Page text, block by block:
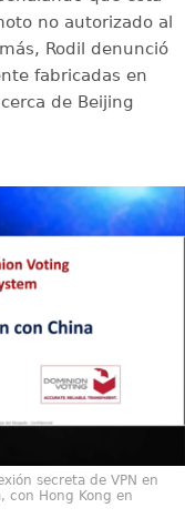
no autorizado al
Rodil denunció
fabricadas en
de Beijing
secreta de VPN en
con Hong Kong en